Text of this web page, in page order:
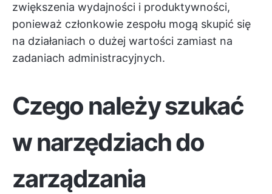
zwiększenia wydajności i produktywności,
ponieważ członkowie zespołu mogą skupić się
na działaniach o dużej wartości zamiast na
zadaniach administracyjnych.
Czego należy szukać
w narzędziach do
zarządzania